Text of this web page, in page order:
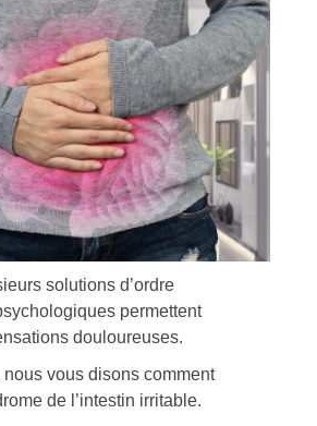
solutions d’ordre
permettent
douloureuses.
nous vous disons comment
de l’intestin irritable.